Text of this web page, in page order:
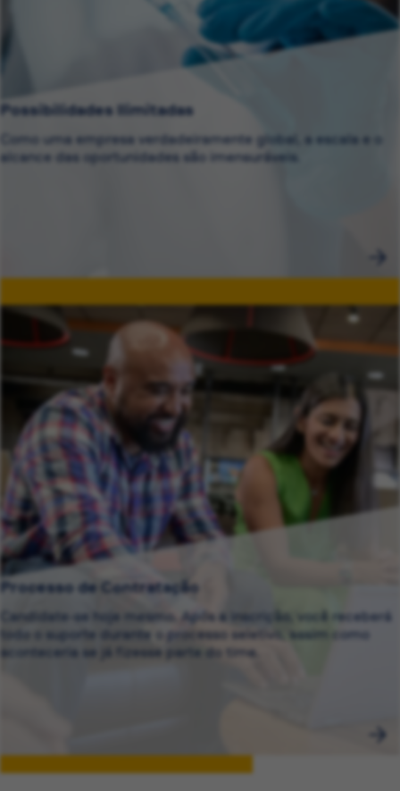
Possibilidades Ilimitadas
Como uma empresa verdadeiramente global, a escala e o
alcance das oportunidades são imensuráveis.
Processo de Contratação
Candidate-se hoje mesmo. Após a inscrição, você receberá
todo o suporte durante o processo seletivo, assim como
aconteceria se já fizesse parte do time.